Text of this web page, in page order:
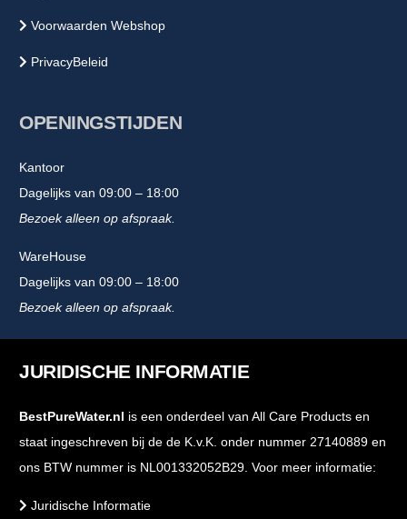
Voorwaarden Webshop
PrivacyBeleid
OPENINGSTIJDEN
Kantoor
Dagelijks van 09:00 – 18:00
Bezoek alleen op afspraak.
WareHouse
Dagelijks van 09:00 – 18:00
Bezoek alleen op afspraak.
JURIDISCHE INFORMATIE
BestPureWater.nl is een onderdeel van All Care Products en
staat ingeschreven bij de de K.v.K. onder nummer 27140889 en
ons BTW nummer is NL001332052B29. Voor meer informatie:
Juridische Informatie